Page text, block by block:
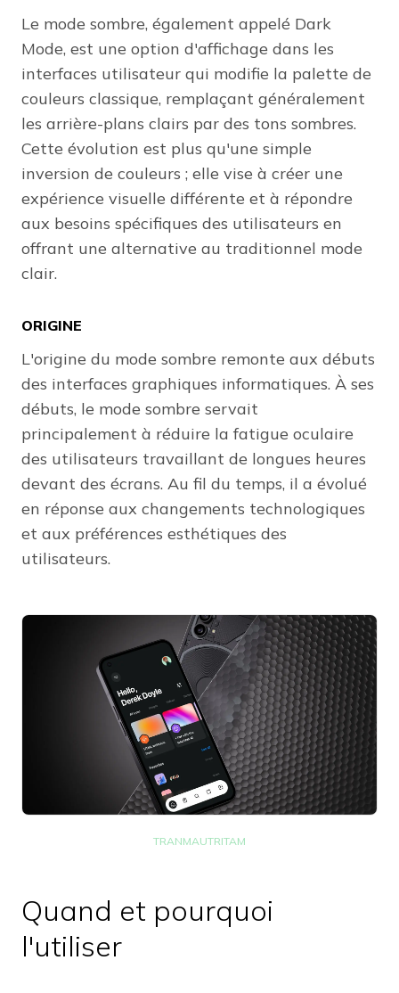
Le mode sombre, également appelé Dark
Mode, est une option d'affichage dans les
interfaces utilisateur qui modifie la palette de
couleurs classique, remplaçant généralement
les arrière-plans clairs par des tons sombres.
Cette évolution est plus qu'une simple
inversion de couleurs ; elle vise à créer une
expérience visuelle différente et à répondre
aux besoins spécifiques des utilisateurs en
offrant une alternative au traditionnel mode
clair.
ORIGINE
L'origine du mode sombre remonte aux débuts
des interfaces graphiques informatiques. À ses
débuts, le mode sombre servait
principalement à réduire la fatigue oculaire
des utilisateurs travaillant de longues heures
devant des écrans. Au fil du temps, il a évolué
en réponse aux changements technologiques
et aux préférences esthétiques des
utilisateurs.
TRANMAUTRITAM
Quand et pourquoi
l'utiliser